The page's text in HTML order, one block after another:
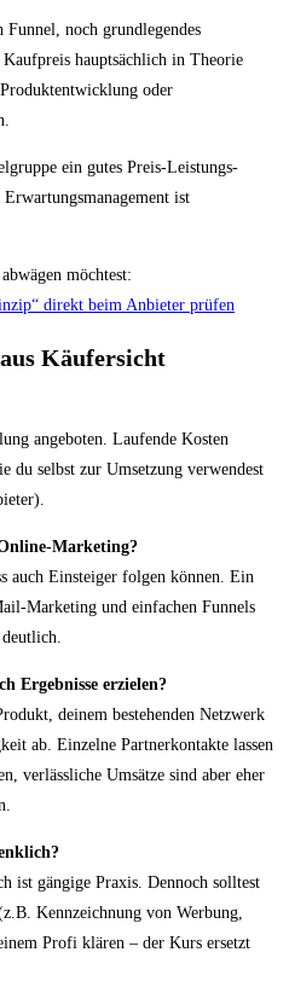
noch grundlegendes
hauptsächlich in Theorie
oder
ein gutes Preis-Leistungs-
ist
möchtest:
direkt beim Anbieter prüfen
Käufersicht
angeboten. Laufende Kosten
du selbst zur Umsetzung verwendest
Marketing?
auch Einsteiger folgen können. Ein
Marketing und einfachen Funnels
Ergebnisse erzielen?
deinem bestehenden Netzwerk
ab. Einzelne Partnerkontakte lassen
verlässliche Umsätze sind aber eher
ist gängige Praxis. Dennoch solltest
Kennzeichnung von Werbung,
Profi klären – der Kurs ersetzt